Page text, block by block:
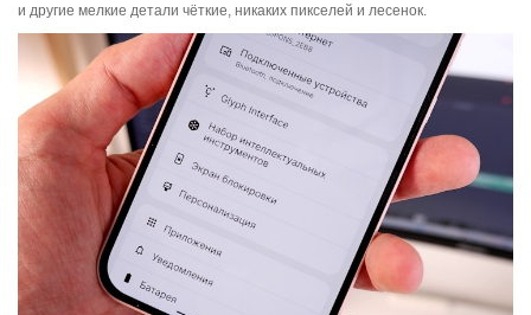
и другие мелкие детали чёткие, никаких пикселей и лесенок.